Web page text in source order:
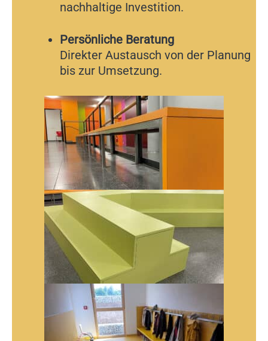
nachhaltige Investition.
Persönliche Beratung
Direkter Austausch von der Planung
bis zur Umsetzung.